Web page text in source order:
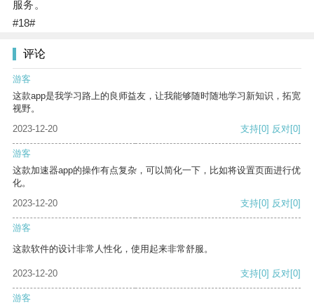
服务。
#18#
评论
游客
这款app是我学习路上的良师益友，让我能够随时随地学习新知识，拓宽
视野。
2023-12-20
支持[0] 反对[0]
游客
这款加速器app的操作有点复杂，可以简化一下，比如将设置页面进行优
化。
2023-12-20
支持[0] 反对[0]
游客
这款软件的设计非常人性化，使用起来非常舒服。
2023-12-20 支持[0] 反对[0]
游客